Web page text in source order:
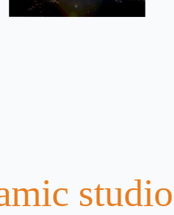
studio